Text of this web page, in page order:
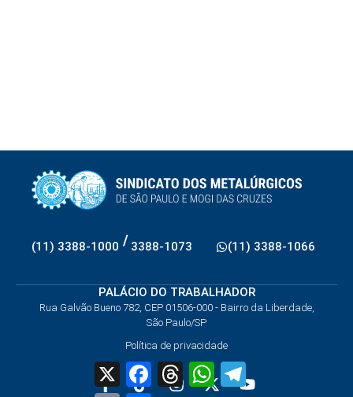
(11) 3388-1000 / 3388-1073 (11) 3388-1066
PALÁCIO DO TRABALHADOR
Rua Galvão Bueno 782, CEP 01506-000 - Bairro da Liberdade,
São Paulo/SP
Política de privacidade
X FacebookThreadsWhatsApp